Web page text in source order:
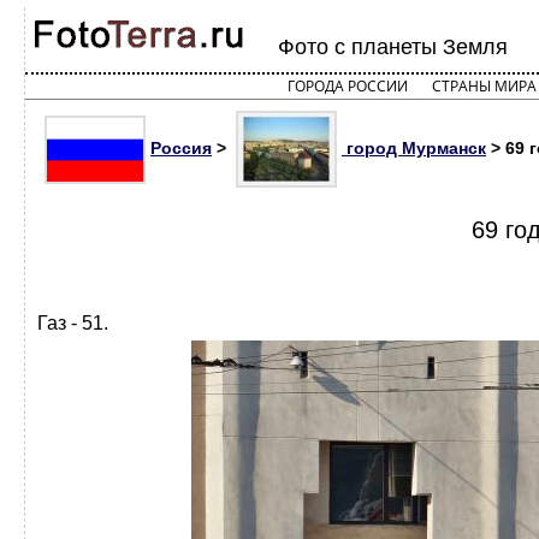
Фото с планеты Земля
ГОРОДА РОССИИ СТРАНЫ МИРА
Россия > город Мурманск > 69
69
Газ - 51.